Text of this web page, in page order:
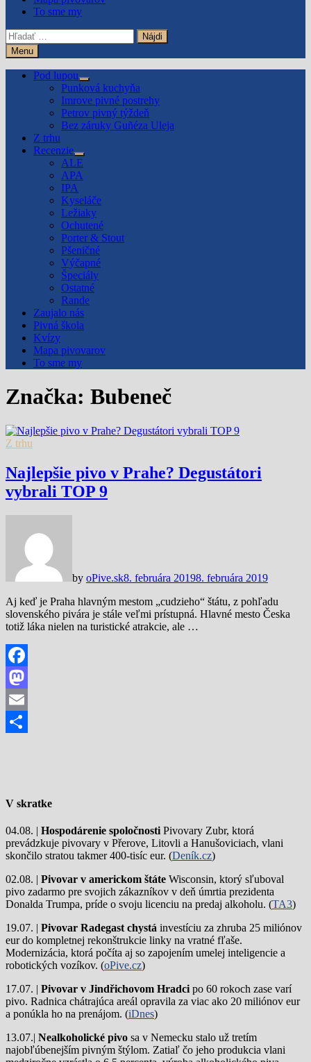
To sme my
Hľadať:
Menu
Pod lupou
Show
sub
menu
Punková kuchyňa
Imrove pivné postrehy
Petrov pivný týždeň
Bez záruky Guñéza Uleja
Z trhu
Recenzie
Show
sub
menu
ALE
APA
IPA
Kyseláče
Ležiaky
Ochutené
Porter & Stout
Pšeničné
Výčapné
Špeciály
Ostatné
Rande
Zaujalo nás
Pivná škola
Kvízy
Mapa pivovarov
To sme my
Značka: Bubeneč
Z trhu
Najlepšie pivo v Prahe? Degustátori
vybrali TOP 9
by oPive.sk8. februára 20198. februára 2019
Aj keď je Praha hlavným mestom „cudzieho“ štátu, z pohľadu
slovenského pivára je stále veľmi prístupná. Hlavné mesto Česka
totiž láka nielen na turistické atrakcie, ale …
Facebook
Mastodon
Email
V skratke
04.08. | Hospodárenie spoločnosti Pivovary Zubr, ktorá
prevádzkuje pivovary v Přerove, Litovli a Hanušoviciach, vlani
skončilo stratou takmer 400-tisíc eur. (Deník.cz)
02.08. | Pivovar v americkom štáte Wisconsin, ktorý sľuboval
pivo zadarmo pre svojich zákazníkov v deň úmrtia prezidenta
Donalda Trumpa, príde o svoju licenciu na predaj alkoholu. (TA3)
19.07. | Pivovar Radegast chystá investíciu za zhruba 25 miliónov
eur do kompletnej rekonštrukcie linky na vratné fľaše.
Modernizácia, ktorá počíta aj so zapojením umelej inteligencie a
robotických vozíkov. (oPive.cz)
17.07. | Pivovar v Jindřichovom Hradci po 60 rokoch zase varí
pivo. Radnica chátrajúca areál opravila za viac ako 20 miliónov eur
a ponúkla ho na prenájom. (iDnes)
13.07.| Nealkoholické pivo sa v Nemecku stalo už tretím
najobľúbenejším pivným štýlom. Zatiaľ čo jeho produkcia vlani